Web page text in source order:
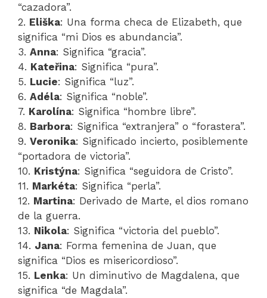
“cazadora”.
2. Eliška: Una forma checa de Elizabeth, que
significa “mi Dios es abundancia”.
3. Anna: Significa “gracia”.
4. Kateřina: Significa “pura”.
5. Lucie: Significa “luz”.
6. Adéla: Significa “noble”.
7. Karolína: Significa “hombre libre”.
8. Barbora: Significa “extranjera” o “forastera”.
9. Veronika: Significado incierto, posiblemente
“portadora de victoria”.
10. Kristýna: Significa “seguidora de Cristo”.
11. Markéta: Significa “perla”.
12. Martina: Derivado de Marte, el dios romano
de la guerra.
13. Nikola: Significa “victoria del pueblo”.
14. Jana: Forma femenina de Juan, que
significa “Dios es misericordioso”.
15. Lenka: Un diminutivo de Magdalena, que
significa “de Magdala”.